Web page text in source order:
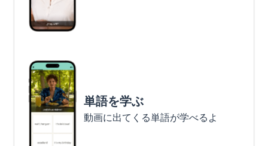
単語を学ぶ
動画に出てくる単語が学べるよ